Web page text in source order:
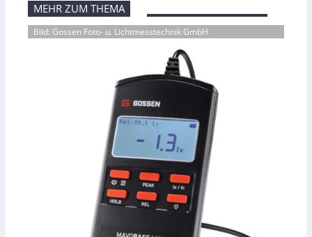
MEHR ZUM THEMA
Bild: Gossen Foto- u. Lichtmesstechnik GmbH